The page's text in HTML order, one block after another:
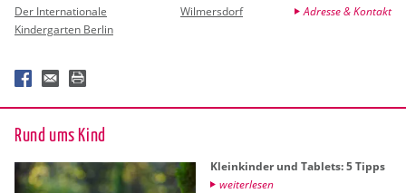
Der Internationale
Kindergarten Berlin
Wilmersdorf Adresse & Kontakt
Rund ums Kind
Klein­kin­der und Ta­blets: 5 Tipps
wei­ter­le­sen